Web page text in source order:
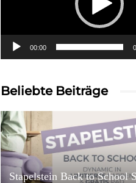
00:00
Beliebte Beiträge
Stapelstein Back to School